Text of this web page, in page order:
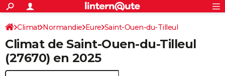
ACTUALITÉS
Politique
Société
Faits Divers
Education
Monde
Villes
+
SPORT
Coupe du monde 2026
Football
Tennis
Cyclisme
Rugby
Forum
Programme TV
TNT
Streaming
Cinéma
Sorties cinéma
Musique
+
FINANCE
Rechercher
S'inscrire
Connexion
Climat Normandie Eure Saint-Ouen-du-Tilleul
Climat de Saint-Ouen-du-Tilleul
(27670) en 2025